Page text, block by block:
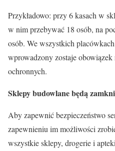
Przykładowo: przy 6 kasach w
w nim przebywać 18 osób, na
osób. We wszystkich
wprowadzony zostaje obowiązek
ochronnych.
Sklepy budowlane będą
Aby zapewnić bezpieczeństwo
zapewnieniu im możliwości
wszystkie sklepy, drogerie i